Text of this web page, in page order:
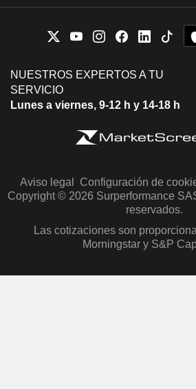
NUESTROS EXPERTOS A TU
SERVICIO
Lunes a viernes, 9-12 h y 14-18 h
Aviso legal Configuración de
Copyright © 2026 Surperformance
reservados.
Las cotizaciones son
Morningstar y S&P